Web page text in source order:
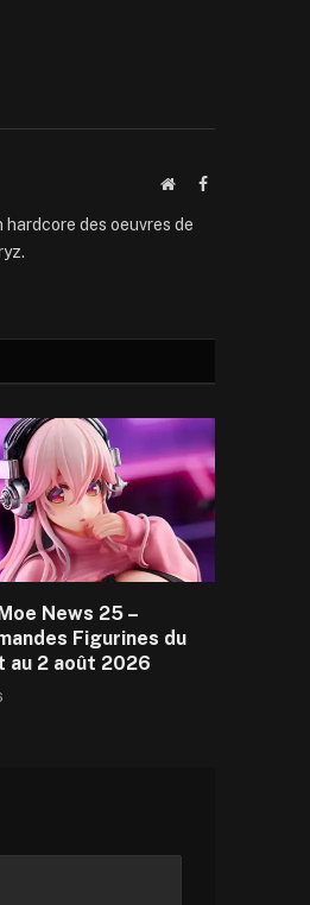
WebsiteFacebook
des oeuvres de
News 25 –
Figurines du
au 2 août 2026